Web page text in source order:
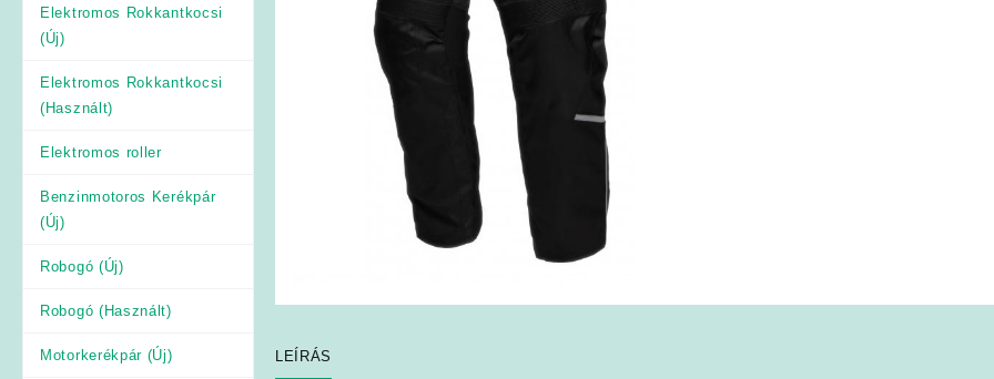
Elektromos Rokkantkocsi
(Új)
Elektromos Rokkantkocsi
(Használt)
Elektromos roller
Benzinmotoros Kerékpár
(Új)
Robogó (Új)
Robogó (Használt)
Motorkerékpár (Új) LEÍRÁS